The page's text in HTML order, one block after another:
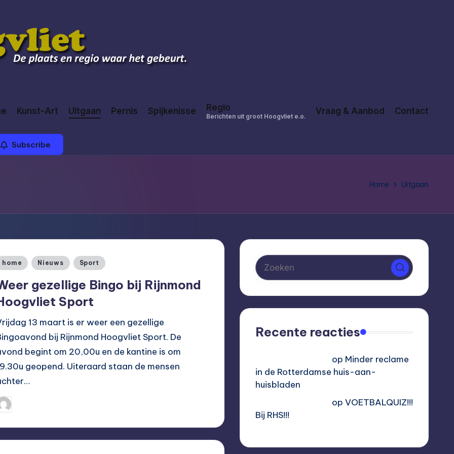
Kunst-Art Uitgaan Pernis Spijkenisse Regio
Berichten uit groot Hoogvliet e.o.
Vraag & Aanbod Contact
Subscribe
Home Uitgaan
home Nieuws Sport
gezellige Bingo bij Rijnmond
Sport
13 maart is er weer een gezellige
bij Rijnmond Hoogvliet Sport. De
begint om 20,00u en de kantine is om
geopend. Uiteraard staan de mensen
Recente reacties
op Minder reclame
in de Rotterdamse huis-aan-
huisbladen
op VOETBALQUIZ!!!
Bij RHS!!!